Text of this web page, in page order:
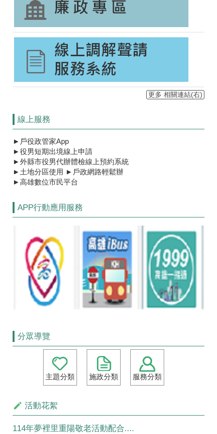
更多 相關連結(右)
線上服務
► 戶役政管家App
►役男短期出境線上申請​
►外縣市役男代辦體檢線上預約系統
► 土地分區使用 ► 戶政網路輕鬆辦​
►高雄數位市民平台
APP行動應用服務
分眾導覽
主題分類 施政分類 服務分類
活動花絮
114年夢裡里重陽敬老活動配合....